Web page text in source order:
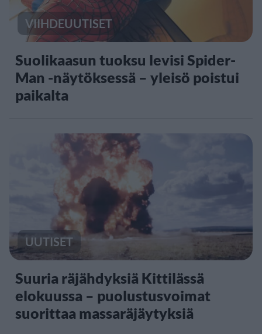
VIIHDEUUTISET
Suolikaasun tuoksu levisi Spider-
Man -näytöksessä – yleisö poistui
paikalta
UUTISET
Suuria räjähdyksiä Kittilässä
elokuussa – puolustusvoimat
suorittaa massaräjäytyksiä